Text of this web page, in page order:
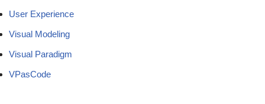
User Experience
Visual Modeling
Visual Paradigm
VPasCode